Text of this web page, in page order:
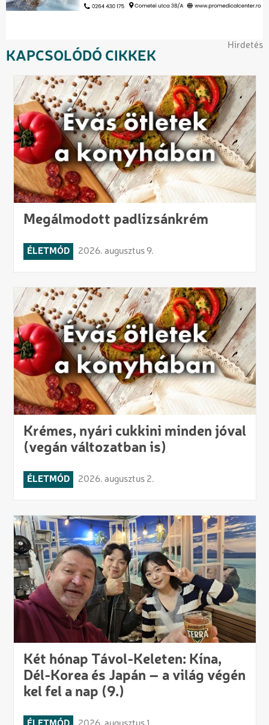
Hirdetés
KAPCSOLÓDÓ CIKKEK
Megálmodott padlizsánkrém
ÉLETMÓD 2026. augusztus 9.
Krémes, nyári cukkini minden jóval
(vegán változatban is)
ÉLETMÓD 2026. augusztus 2.
Két hónap Távol-Keleten: Kína,
Dél-Korea és Japán – a világ végén
kel fel a nap (9.)